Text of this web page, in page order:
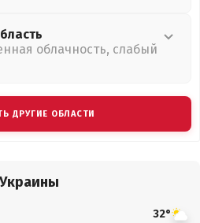
облачность, слабый
ДРУГИЕ ОБЛАСТИ
32°